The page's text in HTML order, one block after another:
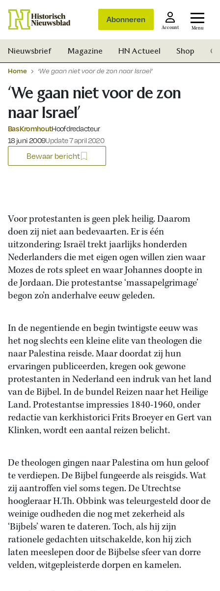
Abonneren
Account Menu
Nieuwsbrief Magazine HN Actueel Shop
Home ‘We gaan niet voor de zon naar Israel’
‘We gaan niet voor de zon
naar Israel’
Bas KromhoutHoofdredacteur
Gepubliceerd op:
18 juni 2009Update 7 april 2020
Bewaar bericht
Voor protestanten is geen plek heilig. Daarom
doen zij niet aan bedevaarten. Er is één
uitzondering: Israël trekt jaarlijks honderden
Nederlanders die met eigen ogen willen zien waar
Mozes de rots spleet en waar Johannes doopte in
de Jordaan. Die protestantse ‘massapelgrimage’
begon zo’n anderhalve eeuw geleden.
In de negentiende en begin twintigste eeuw was
het nog slechts een kleine elite van theologen die
naar Palestina reisde. Maar doordat zij hun
ervaringen publiceerden, kregen ook gewone
protestanten in Nederland een indruk van het land
van de Bijbel. In de bundel Reizen naar het Heilige
Land. Protestantse impressies 1840-1960, onder
redactie van kerkhistorici Frits Broeyer en Gert van
Klinken, wordt een aantal reizen belicht.
De theologen gingen naar Palestina om hun geloof
te verdiepen. De Bijbel fungeerde als reisgids. Wat
zij aantroffen viel soms tegen. De Utrechtse
hoogleraar H.Th. Obbink was teleurgesteld door de
weinige oudheden die nog met zekerheid als
‘Bijbels’ waren te dateren. Toch, als hij zijn
rationele gedachten uitschakelde, kon hij zich
laten meeslepen door de Bijbelse sfeer van dorre
velden, witgepleisterde dorpen en kamelen.